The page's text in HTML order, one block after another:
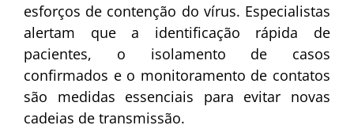
esforços de contenção do vírus. Especialistas
alertam que a identificação rápida de
pacientes, o isolamento de casos
confirmados e o monitoramento de contatos
são medidas essenciais para evitar novas
cadeias de transmissão.